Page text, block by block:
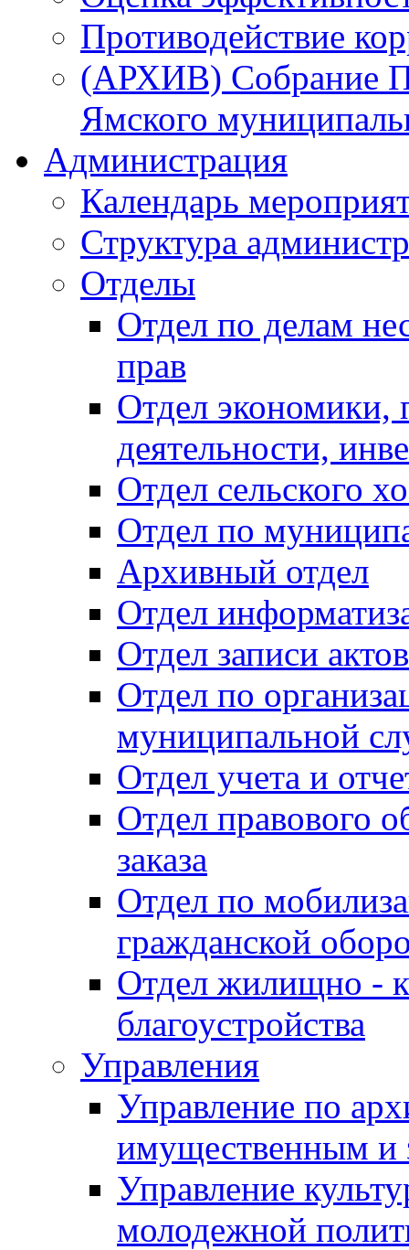
Противодействие
(АРХИВ) Собрание
Ямского
Администрация
Календарь
Структура
Отделы
Отдел по делам
прав
Отдел экономики,
деятельности,
Отдел сельского
Отдел по
Архивный отдел
Отдел
Отдел записи
Отдел по
муниципальной
Отдел учета и
Отдел правового
заказа
Отдел по
гражданской
Отдел жилищно -
благоустройства
Управления
Управление по
имущественным и
Управление
молодежной